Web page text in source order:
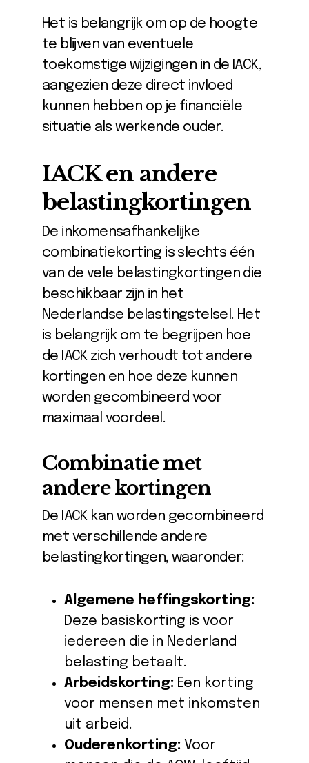
Het is belangrijk om op de hoogte
te blijven van eventuele
toekomstige wijzigingen in de IACK,
aangezien deze direct invloed
kunnen hebben op je financiële
situatie als werkende ouder.
IACK en andere
belastingkortingen
De inkomensafhankelijke
combinatiekorting is slechts één
van de vele belastingkortingen die
beschikbaar zijn in het
Nederlandse belastingstelsel. Het
is belangrijk om te begrijpen hoe
de IACK zich verhoudt tot andere
kortingen en hoe deze kunnen
worden gecombineerd voor
maximaal voordeel.
Combinatie met
andere kortingen
De IACK kan worden gecombineerd
met verschillende andere
belastingkortingen, waaronder:
Algemene heffingskorting:
Deze basiskorting is voor
iedereen die in Nederland
belasting betaalt.
Arbeidskorting: Een korting
voor mensen met inkomsten
uit arbeid.
Ouderenkorting: Voor